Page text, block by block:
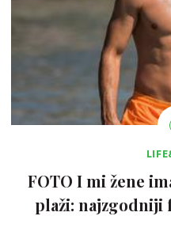
FOTO I mi žene
plaži: najzgodniji